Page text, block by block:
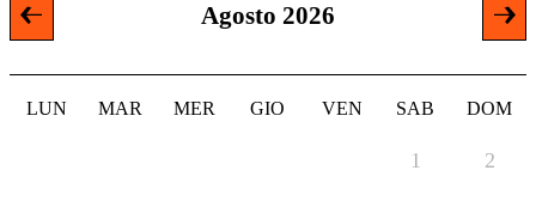
Agosto 2026
LUN MAR MER GIO VEN SAB DOM
1 2